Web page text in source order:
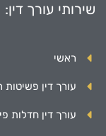
שירותי עורך דין:
ראשי
עורך דין פשיטות
עורך דין חדלות